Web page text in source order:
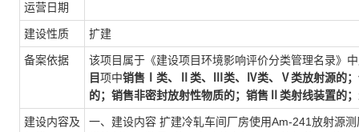
运营日期
建设性质 扩建
备案依据
该项目属于《建设项目环境影响评价分类管理名录》
目项中销售Ⅰ类、Ⅱ类、Ⅲ类、Ⅳ类、Ⅴ类放射源的；
的；销售非密封放射性物质的；销售Ⅱ类射线装置的
建设内容及
一、建设内容 扩建冷轧车间厂房使用Am-241放射源